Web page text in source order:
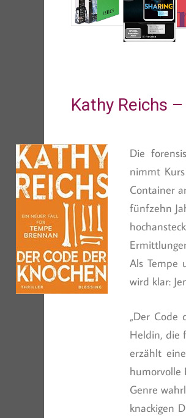
Kathy Reichs
Die
nimmt
Container
fünfzehn
Als Tempe
wird klar:
„Der Code
Heldin, die
erzählt
humorvolle
Genre
knackigen